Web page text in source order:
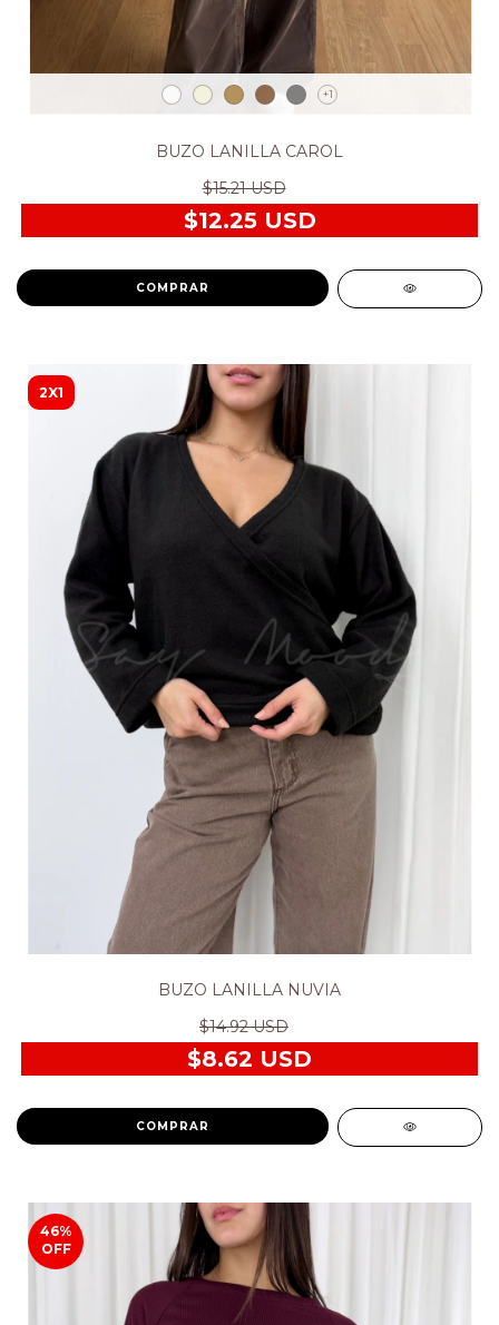
+1
BUZO LANILLA CAROL
$15.21 USD
$12.25 USD
COMPRAR
2X1
BUZO LANILLA NUVIA
$14.92 USD
$8.62 USD
COMPRAR
46%
OFF